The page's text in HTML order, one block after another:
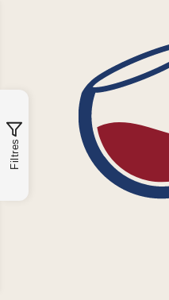
Filtres